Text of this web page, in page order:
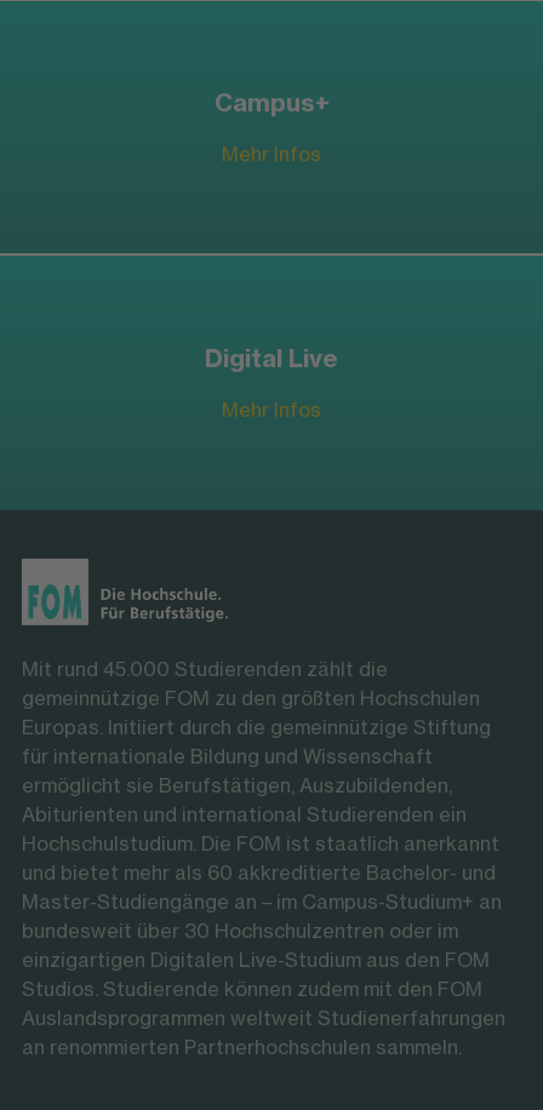
Campus+
Mehr Infos
Digital Live
Mehr Infos
Mit rund 45.000 Studierenden zählt die
gemeinnützige FOM zu den größten Hochschulen
Europas. Initiiert durch die gemeinnützige Stiftung
für internationale Bildung und Wissenschaft
ermöglicht sie Berufstätigen, Auszubildenden,
Abiturienten und international Studierenden ein
Hochschulstudium. Die FOM ist staatlich anerkannt
und bietet mehr als 60 akkreditierte Bachelor- und
Master-Studiengänge an – im Campus-Studium+ an
bundesweit über 30 Hochschulzentren oder im
einzigartigen Digitalen Live-Studium aus den FOM
Studios. Studierende können zudem mit den FOM
Auslandsprogrammen weltweit Studienerfahrungen
an renommierten Partnerhochschulen sammeln.